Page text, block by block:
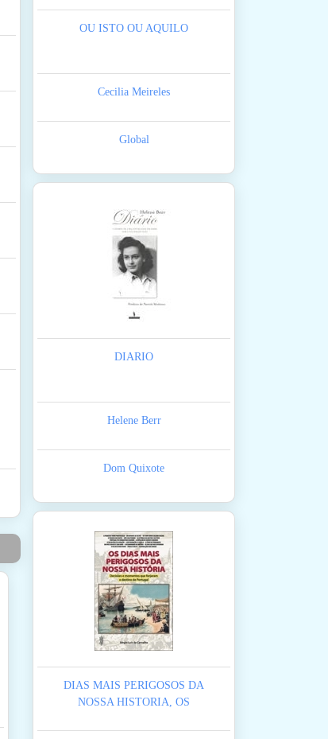
OU ISTO OU AQUILO
Cecilia Meireles
Global
DIARIO
Helene Berr
Dom Quixote
DIAS MAIS PERIGOSOS DA
NOSSA HISTORIA, OS